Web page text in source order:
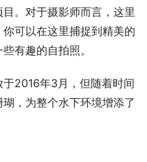
。对于摄影师而言，这里
可以在这里捕捉到精美的
有趣的自拍照。
2016年3月，但随着时间
，为整个水下环境增添了